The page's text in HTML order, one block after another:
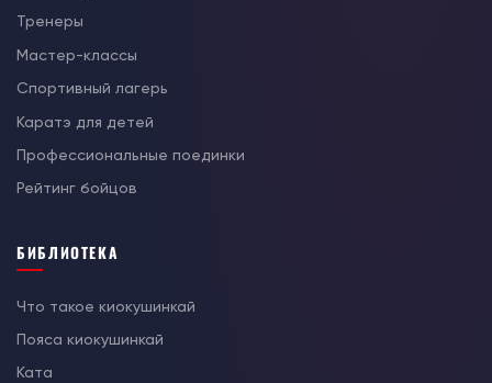
Тренеры
Мастер-классы
Спортивный лагерь
Каратэ для детей
Профессиональные поединки
Рейтинг бойцов
БИБЛИОТЕКА
Что такое киокушинкай
Пояса киокушинкай
Ката